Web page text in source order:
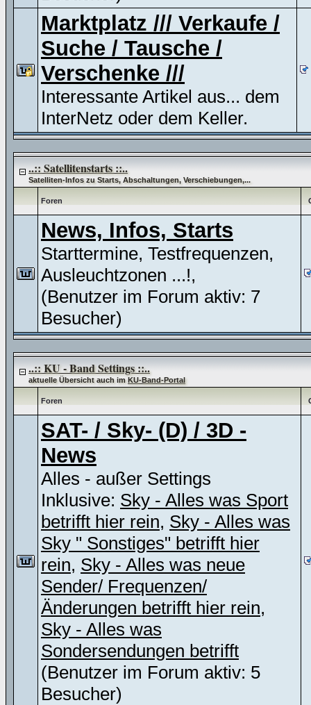
Marktplatz /// Verkaufe /
Suche / Tausche /
Verschenke ///
Interessante Artikel aus... dem
InterNetz oder dem Keller.
..:: Satellitenstarts ::..
Satelliten-Infos zu Starts, Abschaltungen, Verschiebungen,...
Foren
News, Infos, Starts
Starttermine, Testfrequenzen,
Ausleuchtzonen ...!,
(Benutzer im Forum aktiv: 7
Besucher)
..:: KU - Band Settings ::..
aktuelle Übersicht auch imKU-Band-Portal
Foren
SAT- / Sky- (D) / 3D -
News
Alles - außer Settings
Inklusive: Sky - Alles was Sport
betrifft hier rein, Sky - Alles was
Sky " Sonstiges" betrifft hier
rein, Sky - Alles was neue
Sender/ Frequenzen/
Änderungen betrifft hier rein,
Sky - Alles was
Sondersendungen betrifft
(Benutzer im Forum aktiv: 5
Besucher)